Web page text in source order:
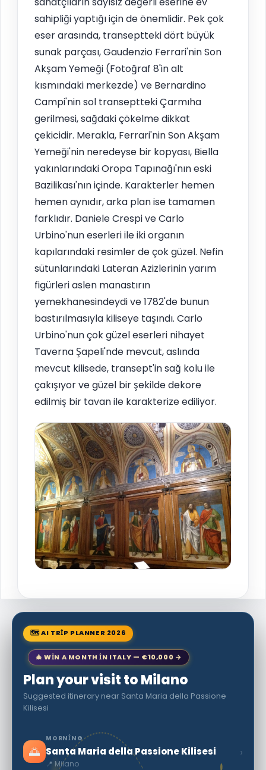
sahipliği yaptığı için de önemlidir. Pek çok
eser arasında, transeptteki dört büyük
sunak parçası, Gaudenzio Ferrari'nin Son
Akşam Yemeği (Fotoğraf 8'in alt
kısmındaki merkezde) ve Bernardino
Campi'nin sol transeptteki Çarmıha
gerilmesi, sağdaki çökelme dikkat
çekicidir. Merakla, Ferrari'nin Son Akşam
Yemeği'nin neredeyse bir kopyası, Biella
yakınlarındaki Oropa Tapınağı'nın eski
Bazilikası'nın içinde. Karakterler hemen
hemen aynıdır, arka plan ise tamamen
farklıdır. Daniele Crespi ve Carlo
Urbino'nun eserleri ile iki organın
kapılarındaki resimler de çok güzel. Nefin
sütunlarındaki Lateran Azizlerinin yarım
figürleri aslen manastırın
yemekhanesindeydi ve 1782'de bunun
bastırılmasıyla kiliseye taşındı. Carlo
Urbino'nun çok güzel eserleri nihayet
Taverna Şapeli'nde mevcut, aslında
mevcut kilisede, transept'in sağ kolu ile
çakışıyor ve güzel bir şekilde dekore
edilmiş bir tavan ile karakterize ediliyor.
🗺 AI TRIP PLANNER 2026
🎄 WIN A MONTH IN ITALY — €10,000 →
Plan your visit to Milano
Suggested itinerary near Santa Maria della Passione
Kilisesi
🌅
MORNING
Santa Maria della Passione Kilisesi
📍 Milano
›